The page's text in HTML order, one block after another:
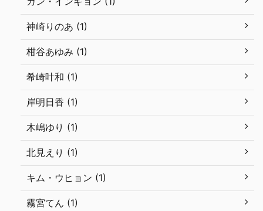
神崎りのあ (1)
柑谷あゆみ (1)
希崎叶和 (1)
岸明日香 (1)
木嶋ゆり (1)
北見えり (1)
キム・ウヒョン (1)
霧宮てん (1)